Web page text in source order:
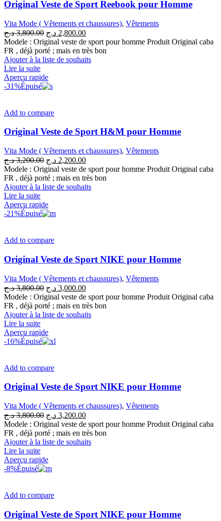
Original Veste de Sport Reebook pour Homme
Vita Mode ( Vêtements et chaussures), Vêtements
3,800.00 د.ج
Le
prix
initial
était :
2,800.00 د.ج
Le
prix
actuel
est :
Modele : Original veste de sport pour homme Produit Original caba
FR , déjà porté ; mais en très bon
Ajouter à la liste de souhaits
Lire la suite
Aperçu rapide
-31%Épuisé
Add to compare
Original Veste de Sport H&M pour Homme
Vita Mode ( Vêtements et chaussures), Vêtements
3,200.00 د.ج
Le
prix
initial
était :
2,200.00 د.ج
Le
prix
actuel
est :
Modele : Original veste de sport pour homme Produit Original caba
FR , déjà porté ; mais en très bon
Ajouter à la liste de souhaits
Lire la suite
Aperçu rapide
-21%Épuisé
Add to compare
Original Veste de Sport NIKE pour Homme
Vita Mode ( Vêtements et chaussures), Vêtements
3,800.00 د.ج
Le
prix
initial
était :
3,000.00 د.ج
Le
prix
actuel
est :
Modele : Original veste de sport pour homme Produit Original caba
FR , déjà porté ; mais en très bon
Ajouter à la liste de souhaits
Lire la suite
Aperçu rapide
-16%Épuisé
Add to compare
Original Veste de Sport NIKE pour Homme
Vita Mode ( Vêtements et chaussures), Vêtements
3,800.00 د.ج
Le
prix
initial
était :
3,200.00 د.ج
Le
prix
actuel
est :
Modele : Original veste de sport pour homme Produit Original caba
FR , déjà porté ; mais en très bon
Ajouter à la liste de souhaits
Lire la suite
Aperçu rapide
-8%Épuisé
Add to compare
Original Veste de Sport NIKE pour Homme